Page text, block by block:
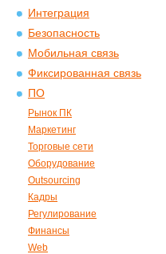
Интеграция
Безопасность
Мобильная связь
Фиксированная связь
ПО
Рынок ПК
Маркетинг
Торговые сети
Оборудование
Outsourcing
Кадры
Регулирование
Финансы
Web